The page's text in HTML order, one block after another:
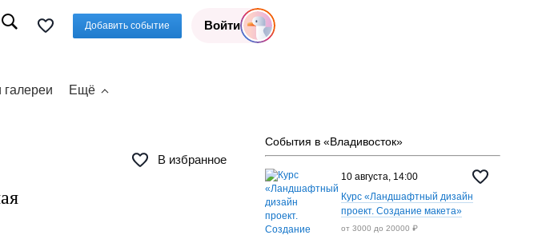
Добавить событие Войти
галереи Ещё
В избранное
События в «Владивосток»
10 августа, 14:00
Курс «Ландшафтный дизайн
проект. Создание макета»
от 3000 до 20000 ₽